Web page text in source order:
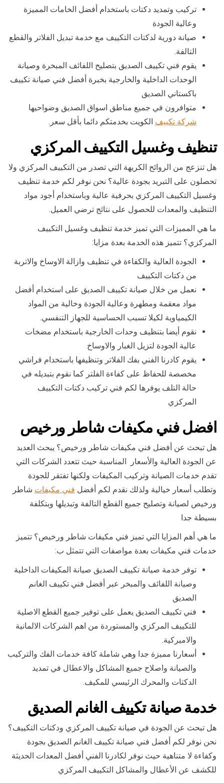
تركيب وتمديد دكتات باستخدام أفضل الخامات المميزة
وعالية الجودة
صيانة دورية لدكتات التكييف مع خدمة تبديل الفلاتر والقطع
التالفة.
يقوم فني تكييف الصديق بتصليح اللفائف المبخرة وصيانة
الوحدات الداخلية والخارجية بخبرة أفضل فني صيانة تكييف
باكستاني الصديق
متوافرون في جميع مناطق اسواق الصديق وضواحيها
شركة تكييف الكويت بخدمتكم دائما بأقل سعر.
تنظيف وغسيل التكييف المركزي
هل تنزعج من الروائح الكريهة التي تصدر من التكييف المركزي ولا
تحصلون على التبريد بجودة عالية؟ نحن نوفر لكم خدمة تنظيف
وغسيل التكييف المركزي بحرفية عالية وباستخدام أجود مواد
التنظيف والمعدات للحصول على نتائج ترضي العميل.
ما هي المميزات التي تميز خدمة تنظيف وغسيل التكييف
المركزي؟ تتميز هذه الخدمة بعدة مزايا:
الجودة العالية والكفاءة في تنظيف وازالة الاوساخ والاتربة
من دكتات التكييف
نعمل من خلال صيانة تكييف الصديق على استخدام أفضل
مواد معقمة ومطهرة وعالية الجودة وخالية من المواد
الكيمياوية لكيلا تسبب الحساسية للجهاز التنفسي.
نقوم أيضا بتنظيف وحدات الخارجية باستخدام مضخات
عالية الجودة لتزيل الغبار والاوساخ
يقوم كادرنا الفني بفك الفلاتر وتنظيفها باستخدام فراشي
مخصصة للحفاظ على كفاءة الفلتر كما نقوم بتبديله في
حالة التلف يوفرها لكم فني تركيب دكتات التكييف
المركزي
افضل فني مكيفات شاطر ورخيص
هل تبحث عن أفضل فني مكيفات شاطر ورخيص؟ يبحث العديد
عن الجودة العالية والأسعار المناسبة حيث تتعدد الشركات التي
تقدم خدمات الصيانة وتركيب المكيفات ولكنها تفتقر للجودة
وتطلب أسعار خيالية ولذلك نقدم لكم أفضل فني مكيفات شاطر
ورخيص لصيانة وتصليح جميع القطع التالفة وتبديلها وبتكلفة
بسيطة جدا
ما هي أهم المزايا التي تميز فني مكيفات شاطر ورخيص؟ تتميز
خدمات فني مكيفات بعدة مواصفات التي تتمثل ب:
توفر خدمة صيانة تكييف الصديق صيانة المكيفات الداخلية
وصيانة اللفائف والمبخر عبر أفضل فني تكييف الغانم
الصديق
فني تكييف الصديق يعمل على توفير جميع القطع الاصلية
للتكييف المركزي والمستوردة من اهم الشركات الالمانية
والاميركية.
أسعارنا مميزة جدا وهي شاملة كافة خدمات الفك والتركيب
والصيانة واصلاح جميع المشاكل والاعطال في تمديد
الدكتات والمحرك الرئيسي للمكيف.
خدمة صيانة تكييف الغانم الصديق
هل تبحث عن الجودة في صيانة تكييف المركزي ودكتات التكييف؟
نحن نوفر لكم أفضل فني صيانة تكييف الغانم الصديق بجودة
وكفاءة لا متناهية حيث نوفر لكادرنا الفني أفضل المعدات الحديثة
للكشف عن الأعطال والمشاكل التكييف المركزي